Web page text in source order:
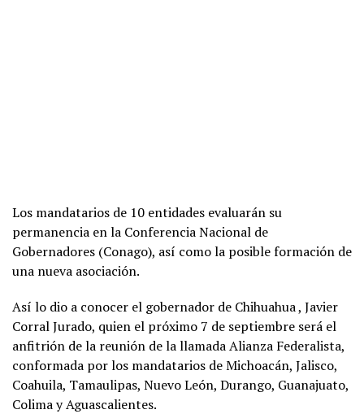
Los mandatarios de 10 entidades evaluarán su
permanencia en la Conferencia Nacional de
Gobernadores (Conago), así como la posible formación de
una nueva asociación.
Así lo dio a conocer el gobernador de Chihuahua , Javier
Corral Jurado, quien el próximo 7 de septiembre será el
anfitrión de la reunión de la llamada Alianza Federalista,
conformada por los mandatarios de Michoacán, Jalisco,
Coahuila, Tamaulipas, Nuevo León, Durango, Guanajuato,
Colima y Aguascalientes.